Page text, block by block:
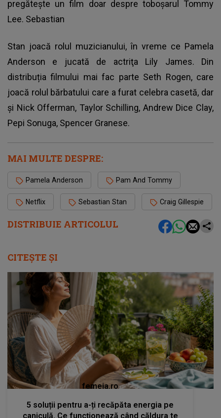
DISTRIBUIE ARTICOLUL
pregăteşte un film doar despre toboşarul Tommy
Lee. Sebastian
Stan joacă rolul muzicianului, în vreme ce Pamela
Anderson e jucată de actriţa Lily James. Din
distribuția filmului mai fac parte Seth Rogen, care
joacă rolul bărbatului care a furat celebra casetă, dar
și Nick Offerman, Taylor Schilling, Andrew Dice Clay,
Pepi Sonuga, Spencer Granese.
MAI MULTE DESPRE:
Pamela Anderson Pam And Tommy
Netflix Sebastian Stan Craig Gillespie
CITEȘTE ȘI
femeia.ro
5 soluții pentru a-ți recăpăta energia pe
caniculă. Ce funcționează când căldura te